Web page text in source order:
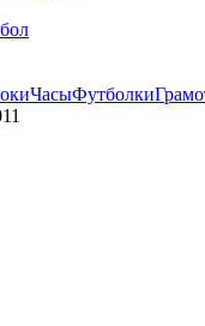
ЧасыФутболки